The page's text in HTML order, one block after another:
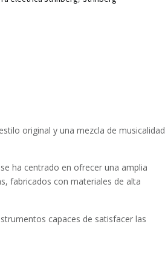
original y una mezcla de musicalidad
ha centrado en ofrecer una amplia
fabricados con materiales de alta
capaces de satisfacer las